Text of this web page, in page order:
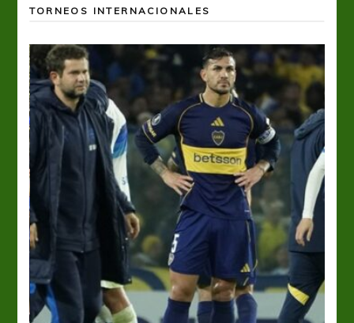
TORNEOS INTERNACIONALES